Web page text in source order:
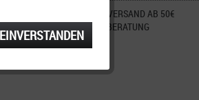
KOSTENFREIER VERSAND AB 50€
TELEFONISCHE BERATUNG
EINVERSTANDEN